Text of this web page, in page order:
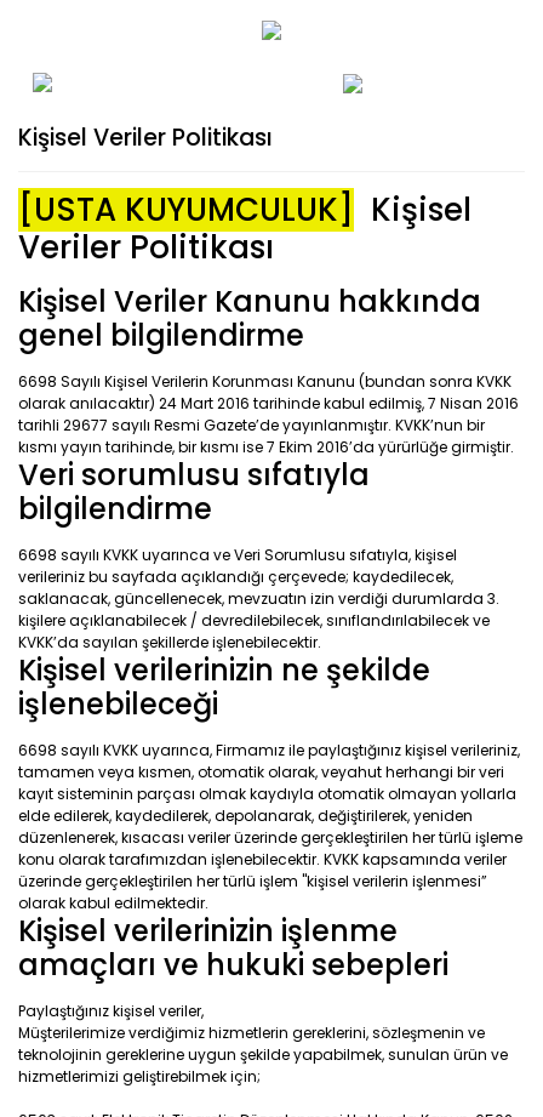
Kişisel Veriler Politikası
[USTA KUYUMCULUK]
Kişisel
Veriler Politikası
Kişisel Veriler Kanunu hakkında
genel bilgilendirme
6698 Sayılı Kişisel Verilerin Korunması Kanunu (bundan sonra KVKK
olarak anılacaktır) 24 Mart 2016 tarihinde kabul edilmiş, 7 Nisan 2016
tarihli 29677 sayılı Resmi Gazete’de yayınlanmıştır. KVKK’nun bir
kısmı yayın tarihinde, bir kısmı ise 7 Ekim 2016’da yürürlüğe girmiştir.
Veri sorumlusu sıfatıyla
bilgilendirme
6698 sayılı KVKK uyarınca ve Veri Sorumlusu sıfatıyla, kişisel
verileriniz bu sayfada açıklandığı çerçevede; kaydedilecek,
saklanacak, güncellenecek, mevzuatın izin verdiği durumlarda 3.
kişilere açıklanabilecek / devredilebilecek, sınıflandırılabilecek ve
KVKK’da sayılan şekillerde işlenebilecektir.
Kişisel verilerinizin ne şekilde
işlenebileceği
6698 sayılı KVKK uyarınca, Firmamız ile paylaştığınız kişisel verileriniz,
tamamen veya kısmen, otomatik olarak, veyahut herhangi bir veri
kayıt sisteminin parçası olmak kaydıyla otomatik olmayan yollarla
elde edilerek, kaydedilerek, depolanarak, değiştirilerek, yeniden
düzenlenerek, kısacası veriler üzerinde gerçekleştirilen her türlü işleme
konu olarak tarafımızdan işlenebilecektir. KVKK kapsamında veriler
üzerinde gerçekleştirilen her türlü işlem "kişisel verilerin işlenmesi”
olarak kabul edilmektedir.
Kişisel verilerinizin işlenme
amaçları ve hukuki sebepleri
Paylaştığınız kişisel veriler,
Müşterilerimize verdiğimiz hizmetlerin gereklerini, sözleşmenin ve
teknolojinin gereklerine uygun şekilde yapabilmek, sunulan ürün ve
hizmetlerimizi geliştirebilmek için;